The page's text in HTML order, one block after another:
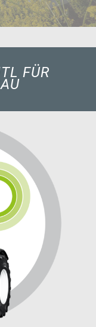
FÜR